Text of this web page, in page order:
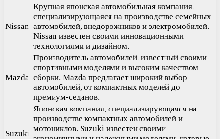
Nissan
Крупная японская автомобильная компания,
специализирующаяся на производстве семейных
автомобилей, внедорожников и электромобилей.
Nissan известен своими инновационными
технологиями и дизайном.
Mazda
Производитель автомобилей, известный своими
спортивными моделями и высоким качеством
сборки. Mazda предлагает широкий выбор
автомобилей, от компактных моделей до
премиум-седанов.
Suzuki
Японская компания, специализирующаяся на
производстве компактных автомобилей и
мотоциклов. Suzuki известен своими